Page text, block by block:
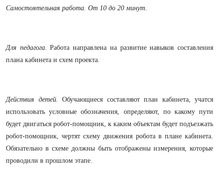
Самостоятельная работа. От 10 до 20 минут.
Для педагога. Работа направлена на развитие навыков составления
плана кабинета и схем проекта.
Действия детей. Обучающиеся составляют план кабинета, учатся
использовать условные обозначения, определяют, по какому пути
будет двигаться робот-помощник, к каким объектам будет подъезжать
робот-помощник, чертят схему движения робота в плане кабинета.
Обязательно в схеме должны быть отображены измерения, которые
проводили в прошлом этапе.